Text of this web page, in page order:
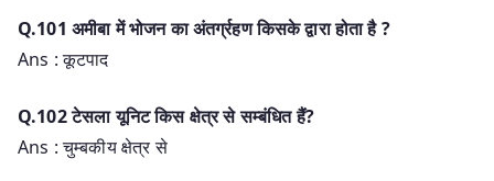
Q.101 अमीबा में भोजन का अंतर्ग्रहण किसके द्वारा होता है ?
Ans : कूटपाद
Q.102 टेसला यूनिट किस क्षेत्र से सम्बंधित हैं?
Ans : चुम्बकीय क्षेत्र से